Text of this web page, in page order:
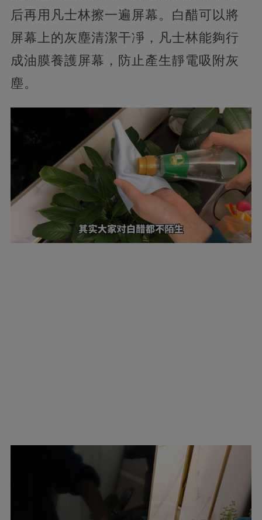
后再用凡士林擦一遍屏幕。白醋可以將
屏幕上的灰塵清潔干凈，凡士林能夠行
成油膜養護屏幕，防止產生靜電吸附灰
塵。